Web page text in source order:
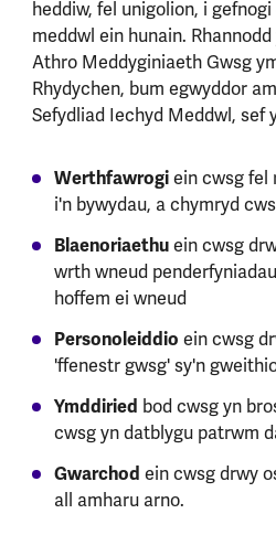
heddiw, fel unigolion, i
meddwl ein hunain.
Athro Meddyginiaeth Gwsg
Rhydychen, bum egwyddor
Sefydliad Iechyd Meddwl, sef
Werthfawrogiein cwsg fel
i'n bywydau, a chymryd
Blaenoriaethuein cwsg
wrth wneud
hoffem ei wneud
Personoleiddio ein cwsg
'ffenestr gwsg' sy'n
Ymddiried bod cwsg yn
cwsg yn datblygu patrwm
Gwarchod ein cwsg drwy
all amharu arno.